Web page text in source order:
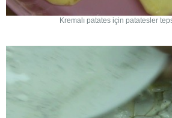
Kremalı patates için patatesler